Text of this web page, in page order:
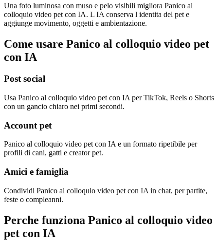
Una foto luminosa con muso e pelo visibili migliora Panico al
colloquio video pet con IA. L IA conserva l identita del pet e
aggiunge movimento, oggetti e ambientazione.
Come usare Panico al colloquio video pet
con IA
Post social
Usa Panico al colloquio video pet con IA per TikTok, Reels o Shorts
con un gancio chiaro nei primi secondi.
Account pet
Panico al colloquio video pet con IA e un formato ripetibile per
profili di cani, gatti e creator pet.
Amici e famiglia
Condividi Panico al colloquio video pet con IA in chat, per partite,
feste o compleanni.
Perche funziona Panico al colloquio video
pet con IA